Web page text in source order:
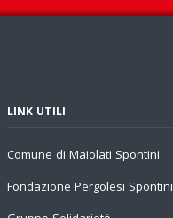
LINK UTILI
Comune di Maiolati Spontini
Fondazione Pergolesi Spontini